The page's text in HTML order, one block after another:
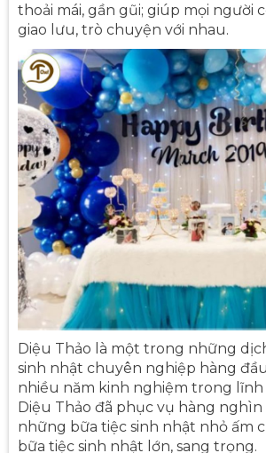
thoải mái, gần gũi; giúp mọi người
giao lưu, trò chuyện với nhau.
Diệu Thảo là một trong những
sinh nhật chuyên nghiệp hàng đầu
nhiều năm kinh nghiệm trong lĩnh
Diệu Thảo đã phục vụ hàng
những bữa tiệc sinh nhật nhỏ ấm
bữa tiệc sinh nhật lớn, sang trọng.